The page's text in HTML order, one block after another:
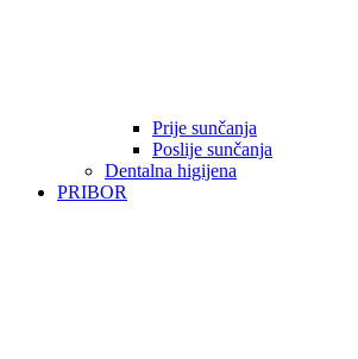
Prije sunčanja
Poslije sunčanja
Dentalna higijena
PRIBOR